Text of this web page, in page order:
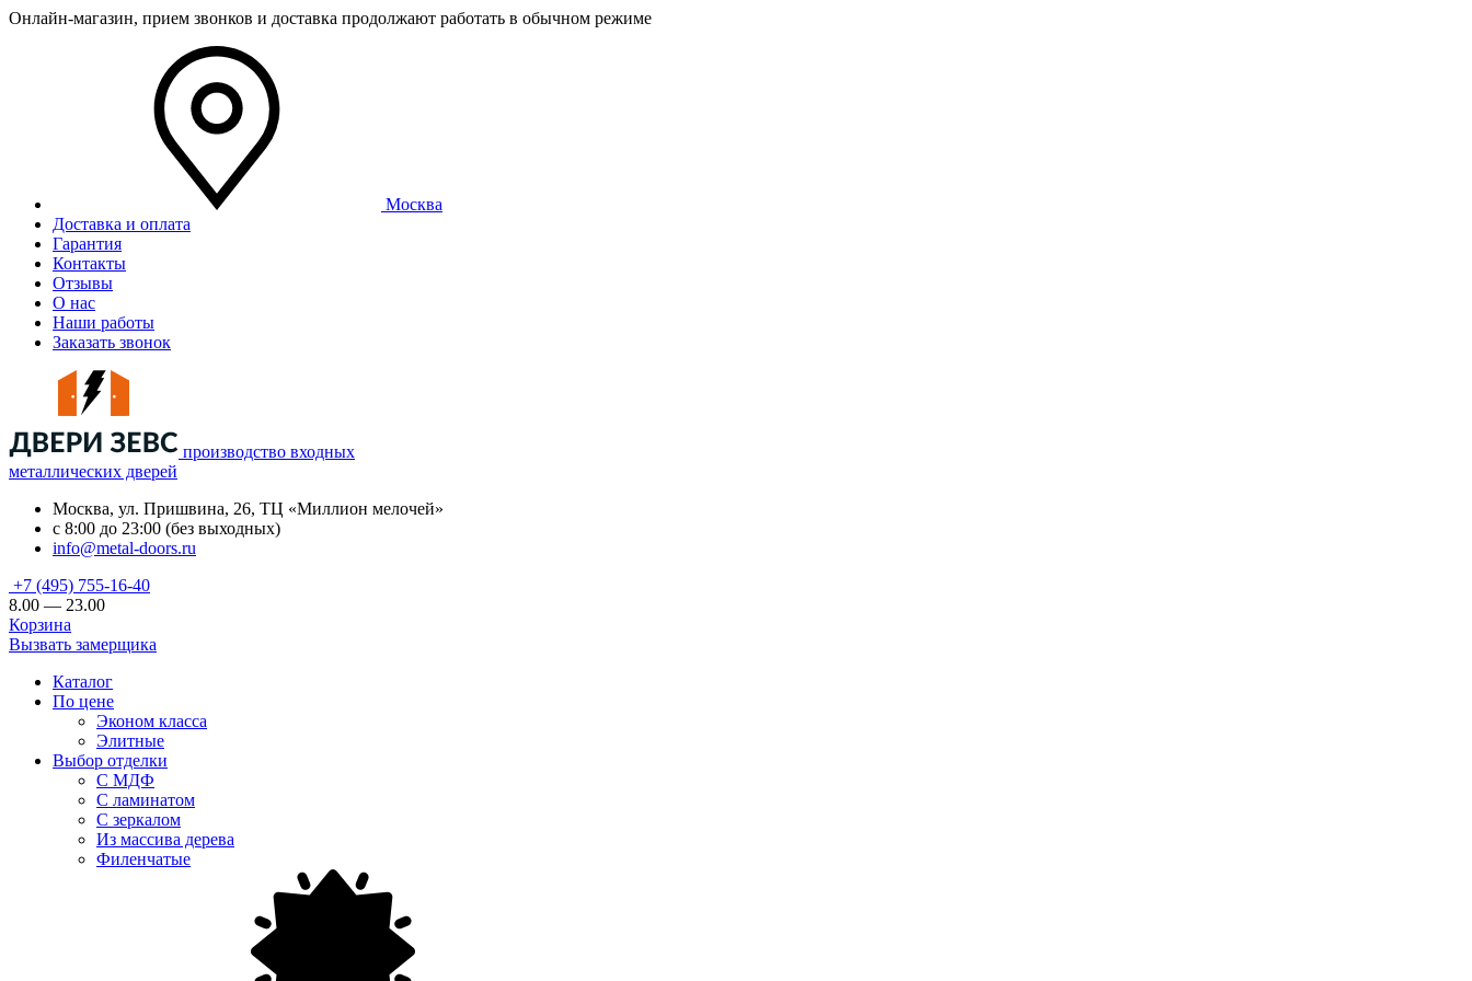
Онлайн-магазин, прием звонков и доставка продолжают работать в обычном режиме
Москва
Доставка и оплата
Гарантия
Контакты
Отзывы
О нас
Наши работы
Заказать звонок
производство входных
металлических дверей
Москва, ул. Пришвина, 26, ТЦ «Миллион мелочей»
с 8:00 до 23:00 (без выходных)
info@metal-doors.ru
+7 (495) 755-16-40
8.00 — 23.00
Корзина
Вызвать замерщика
Каталог
По цене
Эконом класса
Элитные
Выбор отделки
С МДФ
С ламинатом
С зеркалом
Из массива дерева
Филенчатые